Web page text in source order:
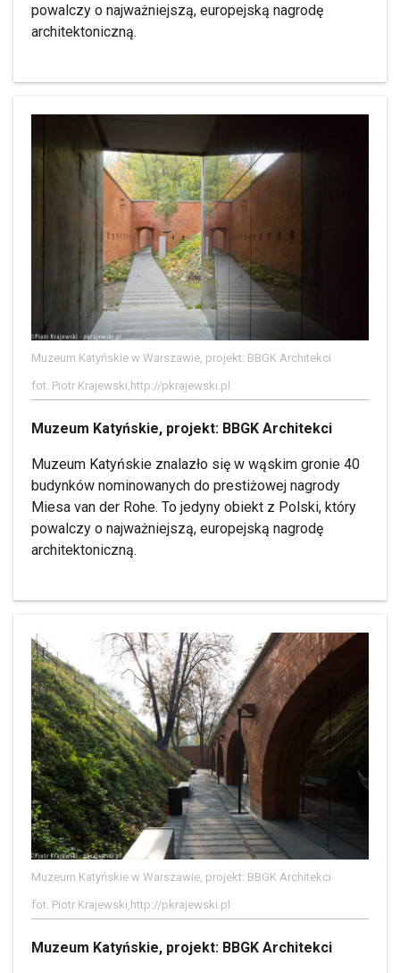
powalczy o najważniejszą, europejską nagrodę
architektoniczną.
Muzeum Katyńskie w Warszawie, projekt: BBGK Architekci
fot. Piotr Krajewski,http://pkrajewski.pl
Muzeum Katyńskie, projekt: BBGK Architekci
Muzeum Katyńskie znalazło się w wąskim gronie 40
budynków nominowanych do prestiżowej nagrody
Miesa van der Rohe. To jedyny obiekt z Polski, który
powalczy o najważniejszą, europejską nagrodę
architektoniczną.
Muzeum Katyńskie w Warszawie, projekt: BBGK Architekci
fot. Piotr Krajewski,http://pkrajewski.pl
Muzeum Katyńskie, projekt: BBGK Architekci